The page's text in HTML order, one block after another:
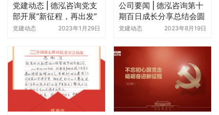
党建动态 | 德泓咨询党支
部开展“新征程，再出发”
一月主题党日活动
党建动态 2023年1月29日
公司要闻 | 德泓咨询第十
期百日成长分享总结会圆
满举行
党建动态 2023年8月19日